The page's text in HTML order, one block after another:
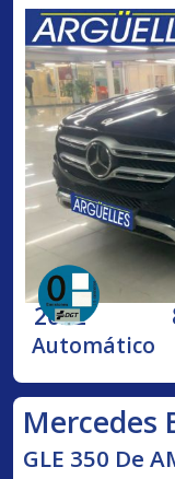
2022
Automático
Mercedes
GLE 350 De